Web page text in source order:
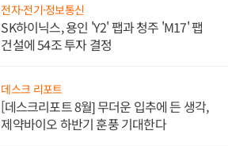
전자·전기·정보통신
SK하이닉스, 용인 'Y2' 팹과 청주 'M17' 팹
건설에 54조 투자 결정
데스크 리포트
[데스크리포트 8월] 무더운 입추에 든 생각,
제약바이오 하반기 훈풍 기대한다